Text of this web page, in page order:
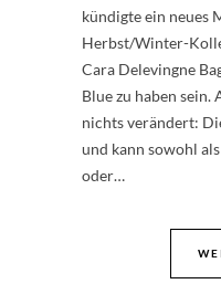
kündigte ein neues
Herbst/Winter-
Cara Delevingne
Blue zu haben
nichts verändert:
und kann sowohl
oder…